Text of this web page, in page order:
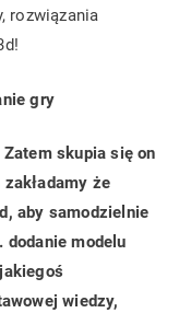
rozwiązania
gry
skupia się on
że
aby samodzielnie
modelu
wiedzy,